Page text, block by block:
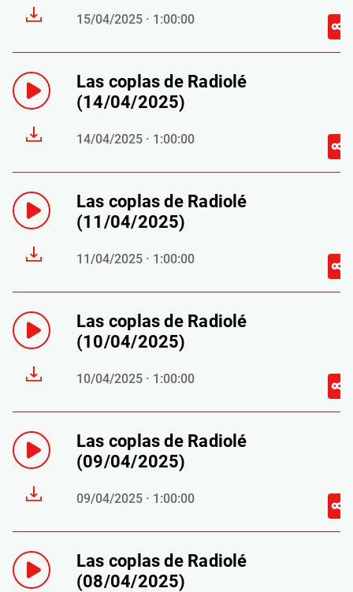
15/04/2025 · 1:00:00
Las coplas de Radiolé
(14/04/2025)
14/04/2025 · 1:00:00
Las coplas de Radiolé
(11/04/2025)
11/04/2025 · 1:00:00
Las coplas de Radiolé
(10/04/2025)
10/04/2025 · 1:00:00
Las coplas de Radiolé
(09/04/2025)
09/04/2025 · 1:00:00
Las coplas de Radiolé
(08/04/2025)